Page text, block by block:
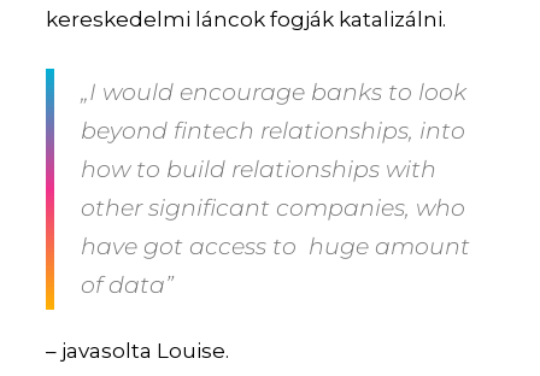
kereskedelmi láncok fogják katalizálni.
„I would encourage banks to look
beyond fintech relationships, into
how to build relationships with
other significant companies, who
have got access to huge amount
of data”
– javasolta Louise.